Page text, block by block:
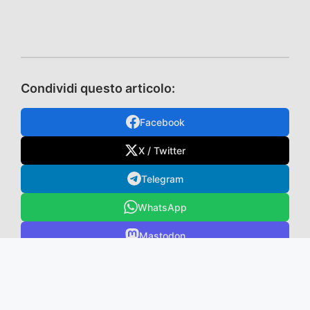
Condividi questo articolo:
Facebook
X / Twitter
Telegram
WhatsApp
Mastodon